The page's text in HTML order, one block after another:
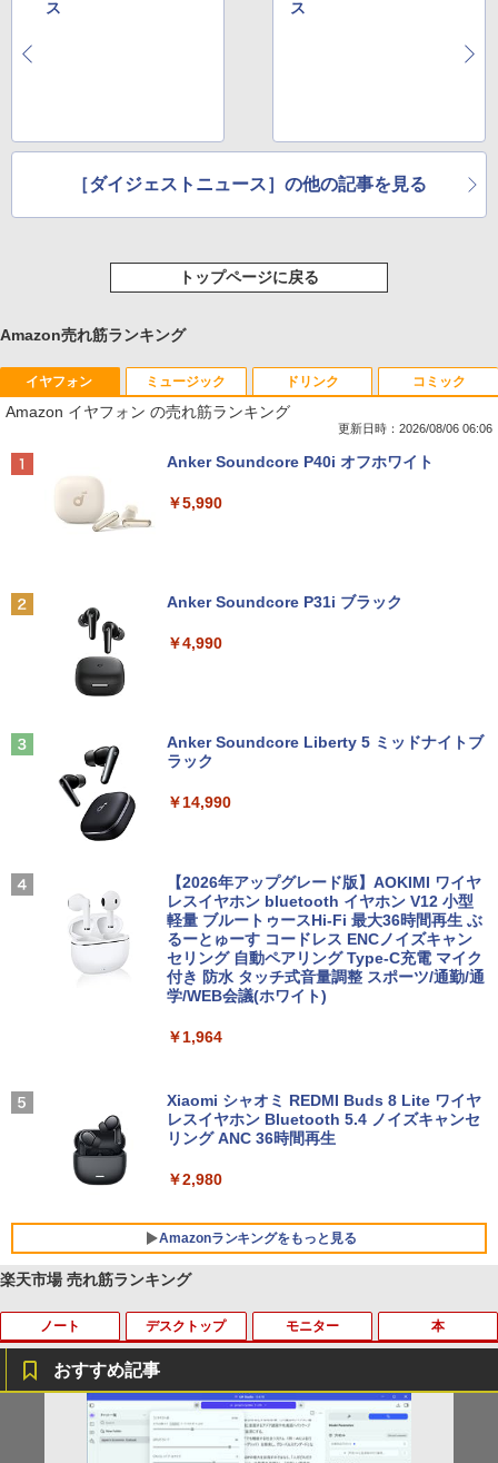
ス ス
［ダイジェストニュース］の他の記事を見る
トップページに戻る
Amazon売れ筋ランキング
イヤフォン
Amazon イヤフォン の売れ筋ランキング
更新日時：2026/08/06 06:06
Anker Soundcore P40i オフホワイト
￥5,990
Anker Soundcore P31i ブラック
￥4,990
Anker Soundcore Liberty 5 ミッドナイトブ
ラック
￥14,990
【2026年アップグレード版】AOKIMI ワイヤ
レスイヤホン bluetooth イヤホン V12 小型
軽量 ブルートゥースHi-Fi 最大36時間再生 ぶ
るーとゅーす コードレス ENCノイズキャン
セリング 自動ペアリング Type-C充電 マイク
付き 防水 タッチ式音量調整 スポーツ/通勤/通
学/WEB会議(ホワイト)
￥1,964
Xiaomi シャオミ REDMI Buds 8 Lite ワイヤ
レスイヤホン Bluetooth 5.4 ノイズキャンセ
リング ANC 36時間再生
￥2,980
Amazonランキングをもっと見る
ミュージック
BRUCE WAYNE feat. Flo Milli, ATL Jacob
[Explicit]
￥250
ドリンク
【Amazon.co.jp限定】 い・ろ・は・す 2L P
ET ラベルレス ×8本
￥1,001
コミック
薬屋のひとりごと 17巻 (デジタル版ビッグガ
ンガンコミックス)
￥770
楽天市場 売れ筋ランキング
ノート
【8/05.8/10限定！お買い物マラソン×5の
つく日｜ポイント最大49.5倍】【中古・
本体のみ・コードあり・充電器付き】Le
デスクトップ
【高速SSD128GB＋大容量HDD500GB】
超小型・省スペース 中古デスクトップP
C ミニPC 中古パソコン メモリ4GB Win
モニター
HP ProDisplay P222va 液晶モニター 2
1.5インチワイド 黒 ブラック 1920×1080
（フルHD）白色LEDバックライト VAパ
本
あさドラ！（10） （ビッグ コミックス
〔スペシャル〕） [ 浦沢直樹 ]
おすすめ記事